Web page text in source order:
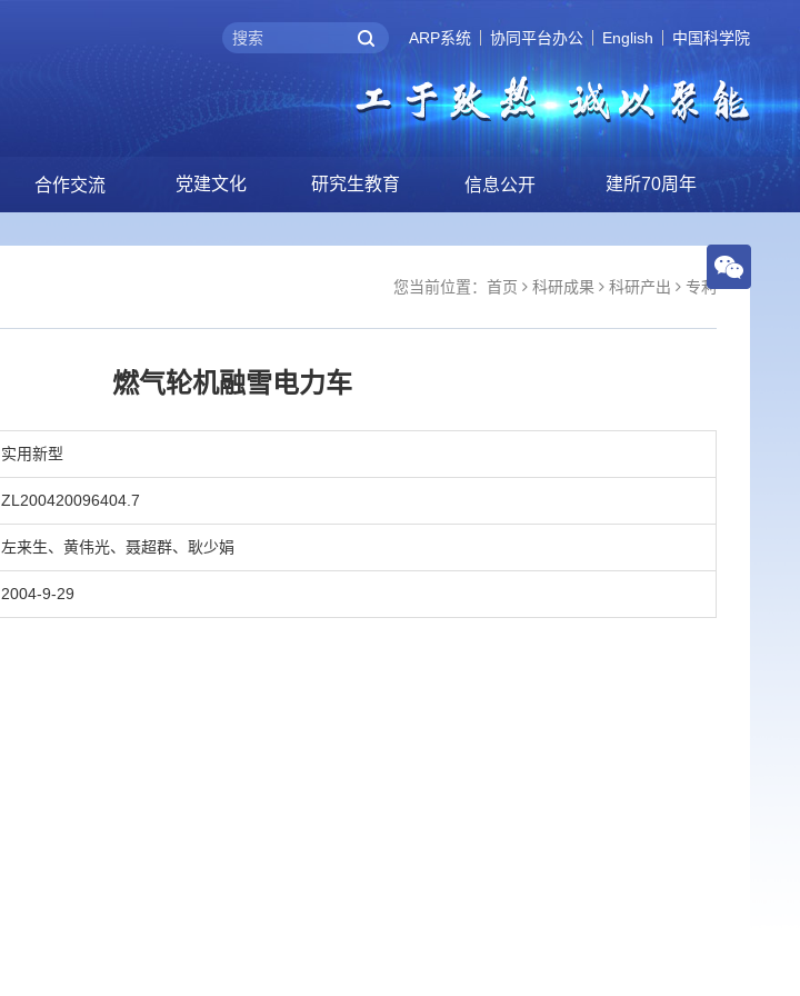
ARP系统 协同平台办公 English 中国科学院
合作交流 党建文化 研究生教育 信息公开 建所70周年
您当前位置： 首页 科研成果 科研产出 专利
燃气轮机融雪电力车
实用新型
ZL200420096404.7
左来生、黄伟光、聂超群、耿少娟
2004-9-29